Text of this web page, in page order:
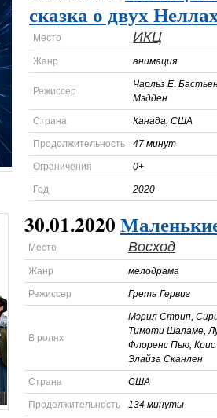
сказка о двух
Место ИКЦ
Жанр анимация
Режиссер
Чарльз Е.
Мэдден
Страна Канада, США
Продолжительность 47 минут
Ограничения 0+
Год 2020
30.01.2020
Место Восход
Жанр мелодрама
Режиссер Грета Гервиг
В ролях
Мэрил Стрип,
Тимоти Шаламе,
Флоренс Пью,
Элайза Сканлен
Страна США
Продолжительность 134 минуты